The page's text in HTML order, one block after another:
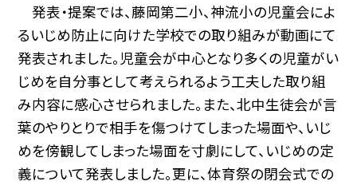
発表・提案では、藤岡第二小、神流小の児童会によ
るいじめ防止に向けた学校での取り組みが動画にて
発表されました。児童会が中心となり多くの児童がい
じめを自分事として考えられるよう工夫した取り組
み内容に感心させられました。また、北中生徒会が言
葉のやりとりで相手を傷つけてしまった場面や、いじ
めを傍観してしまった場面を寸劇にして、いじめの定
義について発表しました。更に、体育祭の閉会式での